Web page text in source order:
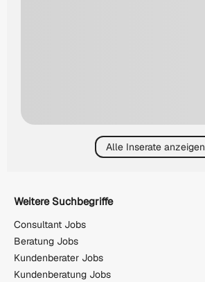
Alle Inserate anzeigen
Weitere Suchbegriffe
Consultant Jobs
Beratung Jobs
Kundenberater Jobs
Kundenberatung Jobs